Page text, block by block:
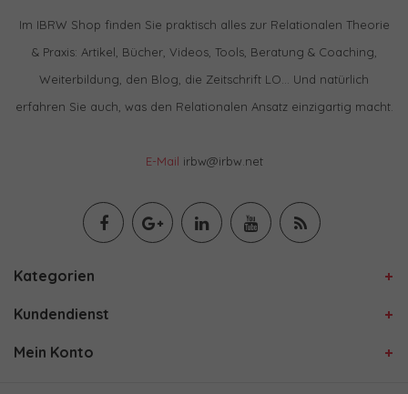
Im IBRW Shop finden Sie praktisch alles zur Relationalen Theorie
& Praxis: Artikel, Bücher, Videos, Tools, Beratung & Coaching,
Weiterbildung, den Blog, die Zeitschrift LO… Und natürlich
erfahren Sie auch, was den Relationalen Ansatz einzigartig macht.
E-Mail irbw@irbw.net
Kategorien
Kundendienst
Mein Konto